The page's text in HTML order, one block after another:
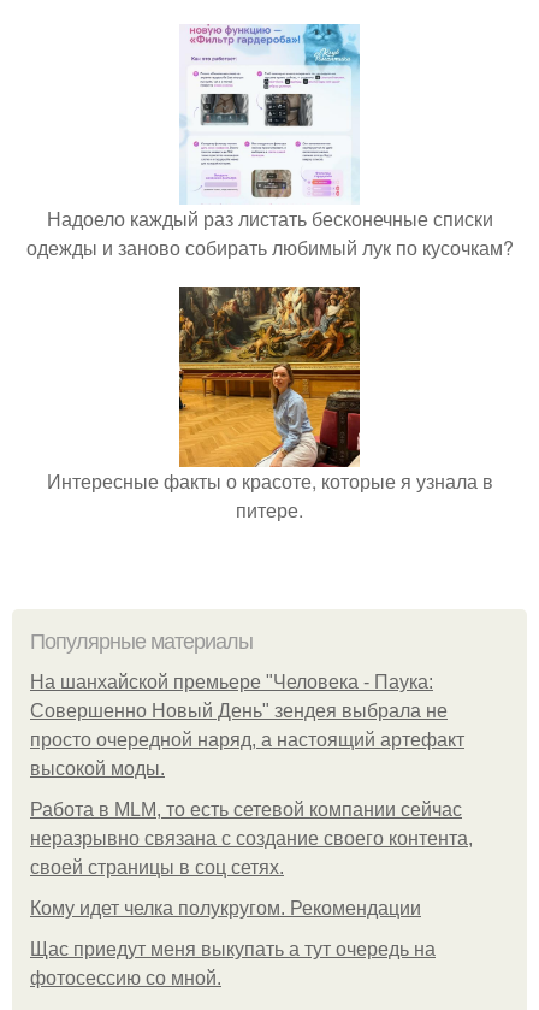
Надоело каждый раз листать бесконечные списки
одежды и заново собирать любимый лук по кусочкам?
Интересные факты о красоте, которые я узнала в
питере.
Популярные материалы
На шанхайской премьере "Человека - Паука:
Совершенно Новый День" зендея выбрала не
просто очередной наряд, а настоящий артефакт
высокой моды.
Работа в MLM, то есть сетевой компании сейчас
неразрывно связана с создание своего контента,
своей страницы в соц сетях.
Кому идет челка полукругом. Рекомендации
Щас приедут меня выкупать а тут очередь на
фотосессию со мной.